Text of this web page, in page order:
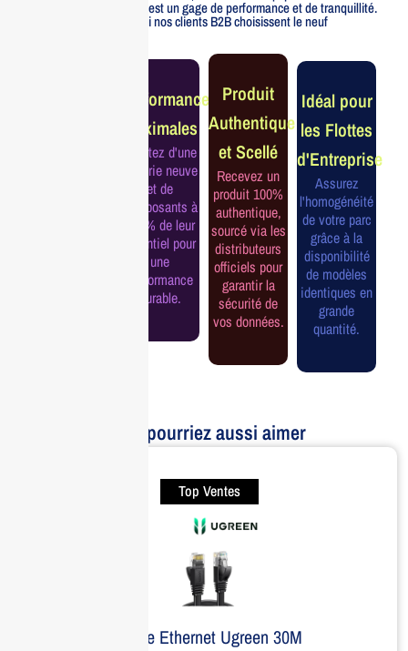
officiellement distribué est un gage de performance et de tranquillité.
Voici pourquoi nos clients B2B choisissent le neuf
Performance
Maximales
Profitez d'une
batterie neuve
et de
composants à
100% de leur
potentiel pour
une
performance
durable.
Produit
Authentique
et Scellé
Recevez un
produit 100%
authentique,
sourcé via les
distributeurs
officiels pour
garantir la
sécurité de
vos données.
Idéal pour
les Flottes
d'Entreprise
Assurez
l'homogénéité
de votre parc
grâce à la
disponibilité
de modèles
identiques en
grande
quantité.
Vous pourriez aussi aimer
Top Ventes
Câble Ethernet Ugreen 30M